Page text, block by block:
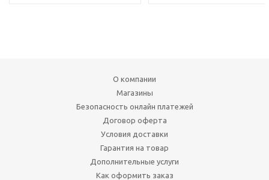
О компании
Магазины
Безопасность онлайн платежей
Договор оферта
Условия доставки
Гарантия на товар
Дополнительные услуги
Как оформить заказ